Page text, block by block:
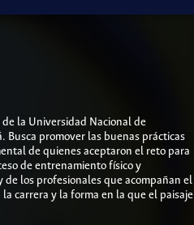
la Universidad Nacional de
promover las buenas prácticas
de quienes aceptaron el reto para
de entrenamiento físico y
de los profesionales que acompañan el
carrera y la forma en la que el paisaje